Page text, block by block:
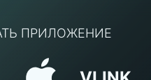
ПРИЛОЖЕНИЕ